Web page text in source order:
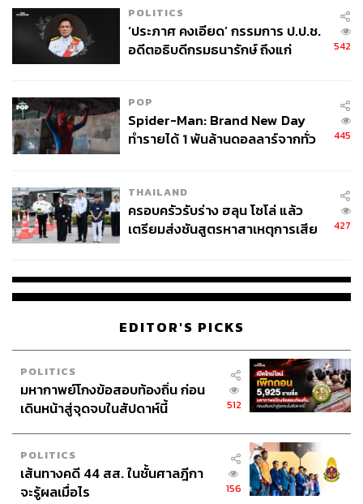
POLITICS
‘ประภาศ คงเอียด’ กรรมการ ป.ป.ช.
อดีตอธิบดีกรมธนารักษ์ ถึงแก่
542
POP
Spider-Man: Brand New Day
ทำรายได้ 1 พันล้านดอลลาร์จากทั่ว
445
THAILAND
ครอบครัวรับร่าง ฮลุน โซโล่ แล้ว
เตรียมส่งชันสูตรหาสาเหตุการเสีย
427
EDITOR'S PICKS
POLITICS
มหากาพย์โกงข้อสอบท้องถิ่น ก่อน
เดินหน้าสู่จุดจบในสัปดาห์นี้
512
POLITICS
เส้นทางคดี 44 สส. ในชั้นศาลฎีกา
จะรู้ผลเมื่อไร
156